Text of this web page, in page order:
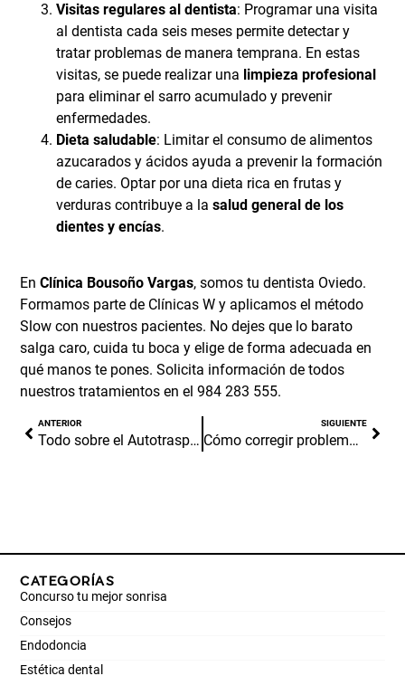
Visitas regulares al dentista: Programar una visita
al dentista cada seis meses permite detectar y
tratar problemas de manera temprana. En estas
visitas, se puede realizar una limpieza profesional
para eliminar el sarro acumulado y prevenir
enfermedades.
Dieta saludable: Limitar el consumo de alimentos
azucarados y ácidos ayuda a prevenir la formación
de caries. Optar por una dieta rica en frutas y
verduras contribuye a lasalud general de los
dientes y encías.
EnClínica Bousoño Vargas, somos tudentista Oviedo.
Formamos parte de Clínicas W y aplicamos el método
Slow con nuestros pacientes. No dejes que lo barato
salga caro, cuida tu boca y elige de forma adecuada en
qué manos te pones.Solicita información de todos
nuestros tratamientos en el 984 283 555.
ANTERIOR
Todo sobre el Autotrasplante Dental
SIGUIENTE
Cómo corregir problemas de mordida con ortodoncia
CATEGORÍAS
Concurso tu mejor sonrisa
Consejos
Endodoncia
Estética dental